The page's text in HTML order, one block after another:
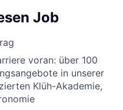
Job
voran: über 100
in unserer
Klüh-Akademie,